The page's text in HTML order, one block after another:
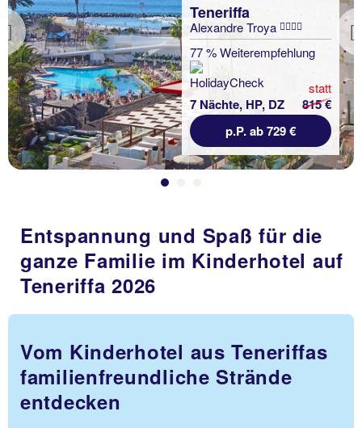
Previous
Teneriffa
Alexandre Troya
77 % Weiterempfehlung
7 Nächte, HP, DZ
statt
815 €
p.P. ab 729 €
Entspannung und Spaß für die
ganze Familie im Kinderhotel auf
Teneriffa 2026
Vom Kinderhotel aus Teneriffas
familienfreundliche Strände
entdecken